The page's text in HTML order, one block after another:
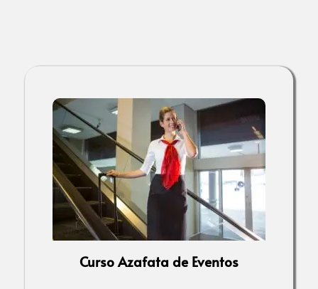
Curso Azafata de Eventos